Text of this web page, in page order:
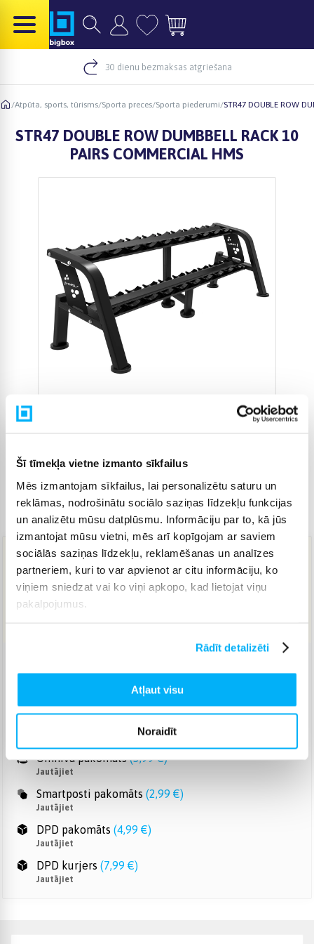
Šī tīmekļa vietne izmanto sīkfailus
Mēs izmantojam sīkfailus, lai personalizētu saturu un
reklāmas, nodrošinātu sociālo saziņas līdzekļu funkcijas
un analizētu mūsu datplūsmu. Informāciju par to, kā jūs
izmantojat mūsu vietni, mēs arī kopīgojam ar saviem
sociālās saziņas līdzekļu, reklamēšanas un analīzes
partneriem, kuri to var apvienot ar citu informāciju, ko
viņiem sniedzat vai ko viņi apkopo, kad lietojat viņu
pakalpojumus.
Rādīt detalizēti
Atļaut visu
Noraidīt
30 dienu bezmaksas atgriešana
/Atpūta, sports, tūrisms/Sporta preces/Sporta piederumi/STR47 DOUBLE ROW
STR47 DOUBLE ROW DUMBBELL RACK 10
PAIRS COMMERCIAL HMS
Preces kods 4905554
798,64 €
Venipak pakomāts (Bezmaksas)
Venipak Kurjers (6,99 €)
Omniva pakomāts (3,99 €)
Jautājiet
Smartposti pakomāts (2,99 €)
Jautājiet
DPD pakomāts (4,99 €)
Jautājiet
DPD kurjers (7,99 €)
Jautājiet